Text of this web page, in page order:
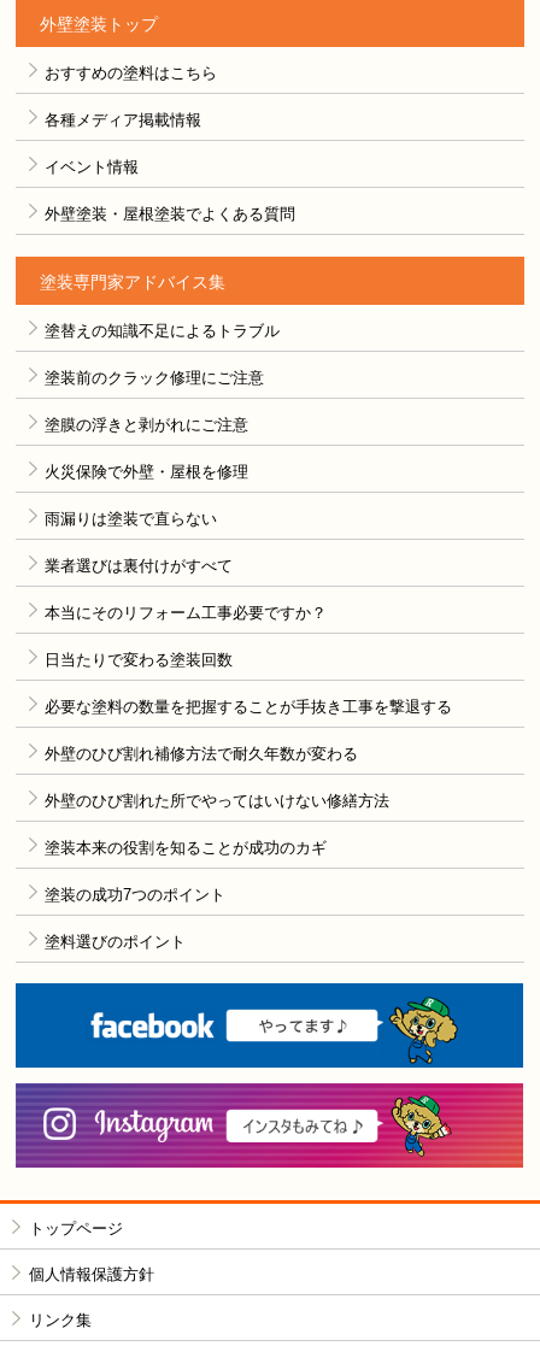
外壁塗装トップ
おすすめの塗料はこちら
各種メディア掲載情報
イベント情報
外壁塗装・屋根塗装でよくある質問
塗装専門家アドバイス集
塗替えの知識不足によるトラブル
塗装前のクラック修理にご注意
塗膜の浮きと剥がれにご注意
火災保険で外壁・屋根を修理
雨漏りは塗装で直らない
業者選びは裏付けがすべて
本当にそのリフォーム工事必要ですか？
日当たりで変わる塗装回数
必要な塗料の数量を把握することが手抜き工事を撃退する
外壁のひび割れ補修方法で耐久年数が変わる
外壁のひび割れた所でやってはいけない修繕方法
塗装本来の役割を知ることが成功のカギ
塗装の成功7つのポイント
塗料選びのポイント
トップページ
個人情報保護方針
リンク集